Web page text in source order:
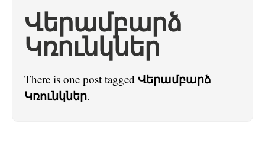
Վերամբարձ
Կռունկներ
There is one post tagged Վերամբարձ
Կռունկներ.